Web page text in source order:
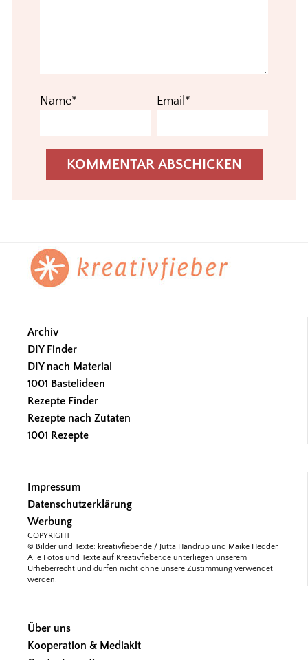
Name* Email*
Footer
Archiv
DIY Finder
DIY nach Material
1001 Bastelideen
Rezepte Finder
Rezepte nach Zutaten
1001 Rezepte
Impressum
Datenschutzerklärung
Werbung
COPYRIGHT
© Bilder und Texte: kreativfieber.de / Jutta Handrup und Maike Hedder.
Alle Fotos und Texte auf Kreativfieber.de unterliegen unserem
Urheberrecht und dürfen nicht ohne unsere Zustimmung verwendet
werden.
Über uns
Kooperation & Mediakit